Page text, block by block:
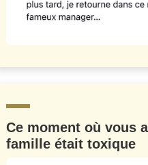
Ce moment où vous
famille était toxique